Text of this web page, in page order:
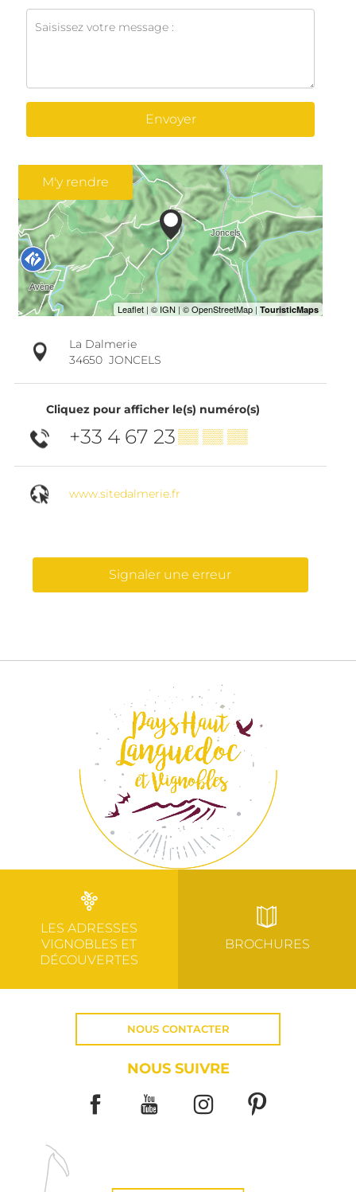
Envoyer
M'y rendre
La Dalmerie
34650 JONCELS
Cliquez pour afficher le(s) numéro(s)
+33 4 67 23▒▒ ▒▒ ▒▒
www.sitedalmerie.fr
Signaler une erreur
LES ADRESSES
VIGNOBLES ET
DÉCOUVERTES
BROCHURES
NOUS CONTACTER
NOUS SUIVRE